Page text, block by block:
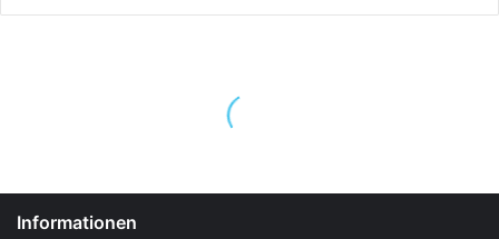
Inhaltsverzeichnis [Zeigen]
Abhängigkeit in Kürze:
entstehen, insbesondere bei der Einnahme von
Benzodiazepinen
Informationen